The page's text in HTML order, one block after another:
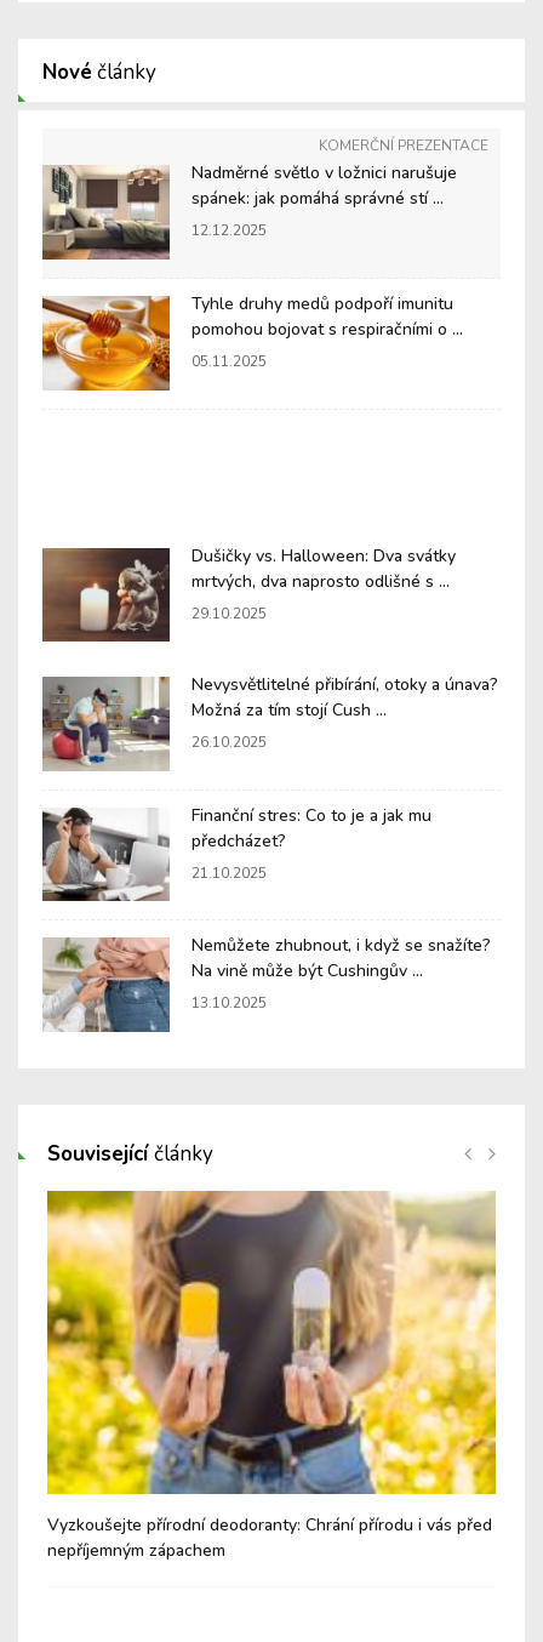
Nové články
KOMERČNÍ PREZENTACE
Nadměrné světlo v ložnici narušuje
spánek: jak pomáhá správné stí ...
12.12.2025
Tyhle druhy medů podpoří imunitu
pomohou bojovat s respiračními o ...
05.11.2025
Dušičky vs. Halloween: Dva svátky
mrtvých, dva naprosto odlišné s ...
29.10.2025
Nevysvětlitelné přibírání, otoky a únava?
Možná za tím stojí Cush ...
26.10.2025
Finanční stres: Co to je a jak mu
předcházet?
21.10.2025
Nemůžete zhubnout, i když se snažíte?
Na vině může být Cushingův ...
13.10.2025
Souvisejícíčlánky
Vyzkoušejte přírodní deodoranty: Chrání přírodu i vás před
nepříjemným zápachem